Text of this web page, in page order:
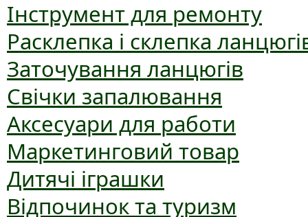
Інструмент для ремонту
Расклепка і склепка
Заточування ланцюгів
Свічки запалювання
Аксесуари для работи
Маркетинговий товар
Дитячі іграшки
Відпочинок та туризм